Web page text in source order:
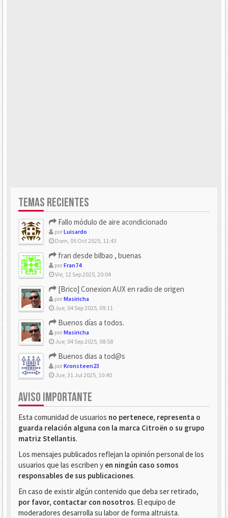
TEMAS RECIENTES
Fallo módulo de aire acondicionado
porLuisardo
Dom, 05 Oct 2025, 11:43
fran desde bilbao , buenas
porFran74
Vie, 12 Sep 2025, 20:04
[Brico] Conexion AUX en radio de origen
porMasiricha
Jue, 04 Sep 2025, 09:11
Buenos días a todos.
porMasiricha
Jue, 04 Sep 2025, 08:58
Buenos dias a tod@s
porKronsteen23
Jue, 31 Jul 2025, 10:40
AVISO IMPORTANTE
Esta comunidad de usuarios no pertenece, representa o
guarda relación alguna con la marca Citroën o su grupo
matriz Stellantis.
Los mensajes publicados reflejan la opinión personal de los
usuarios que las escriben y en ningún caso somos
responsables de sus publicaciones.
En caso de existir algún contenido que deba ser retirado,
por favor, contactar con nosotros. El equipo de
moderadores desarrolla su labor de forma altruista.